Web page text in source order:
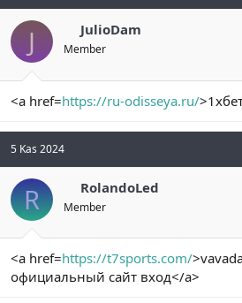
J JulioDam
Member
<a href=https://ru-odisseya.ru/
5 Kas 2024
R RolandoLed
Member
<a href=https://t7sports.com/
официальный сайт вход</a>